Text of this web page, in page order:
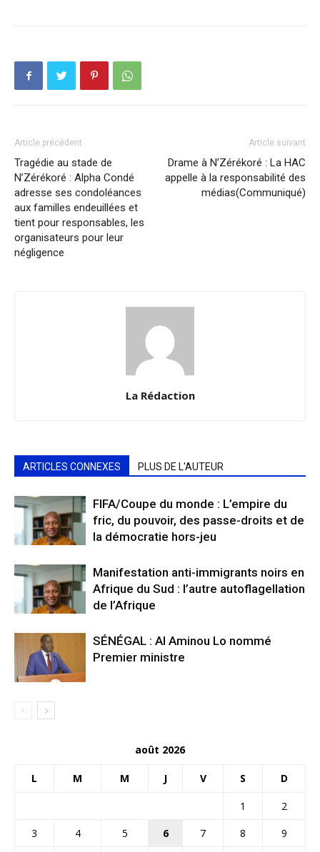
Article précédent
Tragédie au stade de
N’Zérékoré : Alpha Condé
adresse ses condoléances
aux familles endeuillées et
tient pour responsables, les
organisateurs pour leur
négligence
Article suivant
Drame à N’Zérékoré : La HAC
appelle à la responsabilité des
médias(Communiqué)
La Rédaction
ARTICLES CONNEXES PLUS DE L'AUTEUR
FIFA/Coupe du monde : L’empire du
fric, du pouvoir, des passe-droits et de
la démocratie hors-jeu
Manifestation anti-immigrants noirs en
Afrique du Sud : l’autre autoflagellation
de l’Afrique
SÉNÉGAL : Al Aminou Lo nommé
Premier ministre
août 2026
L M M J V S D
1
2
3
4 5 6 7 8
9